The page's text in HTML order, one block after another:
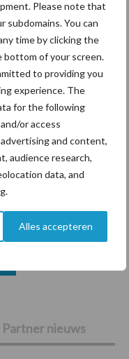
Please note that
subdomains. You can
time by clicking the
bottom of your screen.
to providing you
experience. The
for the following
or access
and content,
audience research,
data, and
Alles accepteren
Partner nieuws
Fokkerij
Hittestress